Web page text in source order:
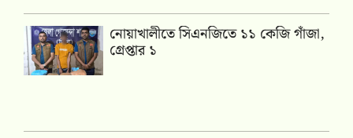
নোয়াখালীতে সিএনজিতে ১১ কেজি গাঁজা,
গ্রেপ্তার ১